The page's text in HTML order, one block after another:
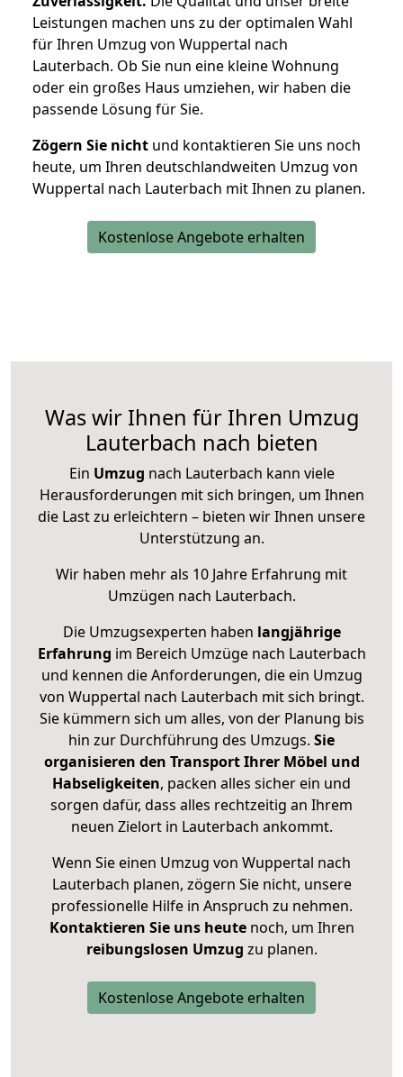
Leistungen machen uns zu der optimalen Wahl
für Ihren Umzug von Wuppertal nach
Lauterbach. Ob Sie nun eine kleine Wohnung
oder ein großes Haus umziehen, wir haben die
passende Lösung für Sie.
Zögern Sie nicht und kontaktieren Sie uns noch
heute, um Ihren deutschlandweiten Umzug von
Wuppertal nach Lauterbach mit Ihnen zu planen.
Kostenlose Angebote erhalten
Was wir Ihnen für Ihren Umzug
Lauterbach nach bieten
Ein Umzug nach Lauterbach kann viele
Herausforderungen mit sich bringen, um Ihnen
die Last zu erleichtern – bieten wir Ihnen unsere
Unterstützung an.
Wir haben mehr als 10 Jahre Erfahrung mit
Umzügen nach Lauterbach.
Die Umzugsexperten haben langjährige
Erfahrung im Bereich Umzüge nach Lauterbach
und kennen die Anforderungen, die ein Umzug
von Wuppertal nach Lauterbach mit sich bringt.
Sie kümmern sich um alles, von der Planung bis
hin zur Durchführung des Umzugs. Sie
organisieren den Transport Ihrer Möbel und
Habseligkeiten, packen alles sicher ein und
sorgen dafür, dass alles rechtzeitig an Ihrem
neuen Zielort in Lauterbach ankommt.
Wenn Sie einen Umzug von Wuppertal nach
Lauterbach planen, zögern Sie nicht, unsere
professionelle Hilfe in Anspruch zu nehmen.
Kontaktieren Sie uns heutenoch, um Ihren
reibungslosen Umzug zu planen.
Kostenlose Angebote erhalten